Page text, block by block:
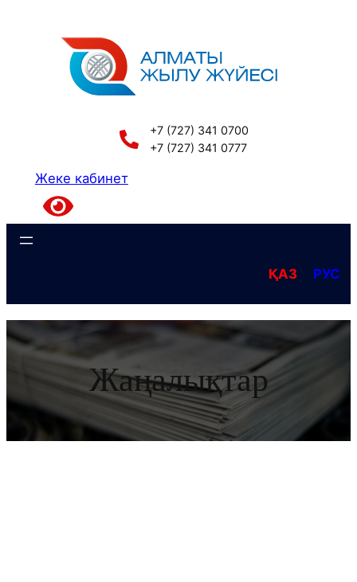
содержимому
+7 (727) 341 0700
+7 (727) 341 0777
Жеке кабинет
ҚАЗ РУС
Жаңалықтар